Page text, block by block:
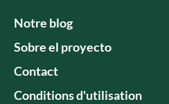
Notre blog
Sobre el proyecto
Contact
Conditions d'utilisation